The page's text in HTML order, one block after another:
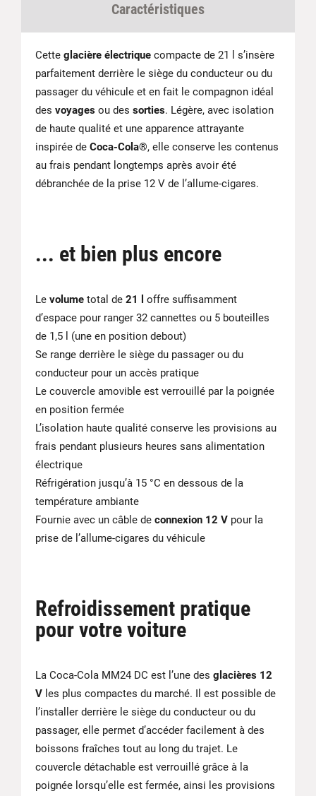
Caractéristiques
Cette glacière électrique compacte de 21 l s’insère
parfaitement derrière le siège du conducteur ou du
passager du véhicule et en fait le compagnon idéal
des voyages ou des sorties. Légère, avec isolation
de haute qualité et une apparence attrayante
inspirée de Coca-Cola®, elle conserve les contenus
au frais pendant longtemps après avoir été
débranchée de la prise 12 V de l’allume-cigares.
... et bien plus encore
Le volume total de 21 l offre suffisamment
d’espace pour ranger 32 cannettes ou 5 bouteilles
de 1,5 l (une en position debout)
Se range derrière le siège du passager ou du
conducteur pour un accès pratique
Le couvercle amovible est verrouillé par la poignée
en position fermée
L’isolation haute qualité conserve les provisions au
frais pendant plusieurs heures sans alimentation
électrique
Réfrigération jusqu’à 15 °C en dessous de la
température ambiante
Fournie avec un câble de connexion 12 V pour la
prise de l’allume-cigares du véhicule
Refroidissement pratique
pour votre voiture
La Coca-Cola MM24 DC est l’une des glacières 12
V les plus compactes du marché. Il est possible de
l’installer derrière le siège du conducteur ou du
passager, elle permet d’accéder facilement à des
boissons fraîches tout au long du trajet. Le
couvercle détachable est verrouillé grâce à la
poignée lorsqu’elle est fermée, ainsi les provisions